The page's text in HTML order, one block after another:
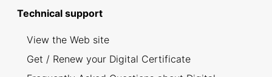
Technical support
View the Web site
Get / Renew your Digital Certificate